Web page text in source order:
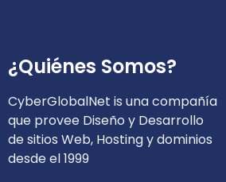
¿Quiénes Somos?
CyberGlobalNet is una compañía
que provee Diseño y Desarrollo
de sitios Web, Hosting y dominios
desde el 1999